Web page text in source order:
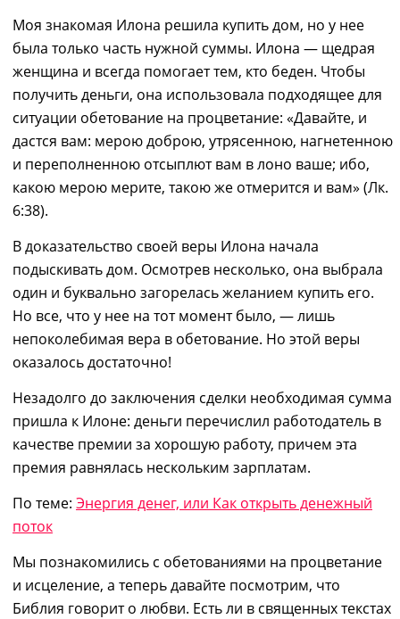
Моя знакомая Илона решила купить дом, но у нее
была только часть нужной суммы. Илона ― щедрая
женщина и всегда помогает тем, кто беден. Чтобы
получитьденьги, она использовала подходящеедля
ситуации обетование на процветание: «Давайте, и
дастся вам: мерою доброю, утрясенною, нагнетенною
и переполненною отсыплют вам в лоно ваше; ибо,
какою мерою мерите, такою же отмерится и вам» (Лк.
6:38).
Вдоказательство своей веры Илона начала
подыскивать дом. Осмотрев несколько, она выбрала
один и буквально загорелась желанием купить его.
Но все, что у нее на тот момент было, ― лишь
непоколебимая вера в обетование. Но этой веры
оказалось достаточно!
Незадолго до заключения сделки необходимая сумма
пришла к Илоне: деньги перечислил работодатель в
качестве премии за хорошую работу, причем эта
премия равнялась нескольким зарплатам.
По теме: Энергия денег, или Как открыть денежный
поток
Мы познакомились с обетованиями на процветание
и исцеление, а теперь давайте посмотрим, что
Библия говорит о любви. Есть ли в священных текстах